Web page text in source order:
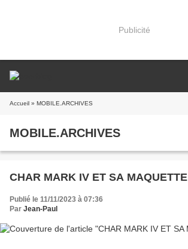
Publicité
Accueil » MOBILE.ARCHIVES
MOBILE.ARCHIVES
CHAR MARK IV ET SA MAQUETTE
Publié le 11/11/2023 à 07:36
Par Jean-Paul